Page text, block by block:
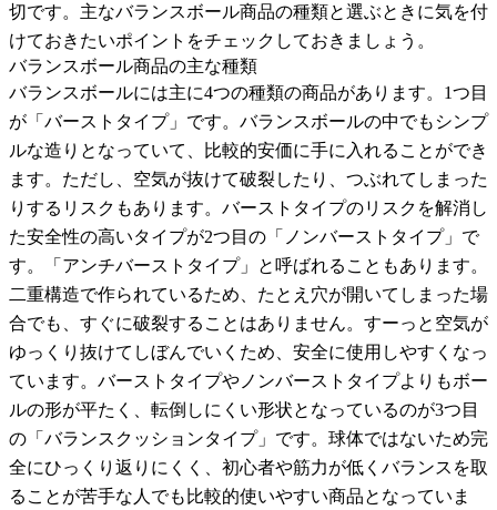
切です。主なバランスボール商品の種類と選ぶときに気を付
けておきたいポイントをチェックしておきましょう。
バランスボール商品の主な種類
バランスボールには主に4つの種類の商品があります。1つ目
が「バーストタイプ」です。バランスボールの中でもシンプ
ルな造りとなっていて、比較的安価に手に入れることができ
ます。ただし、空気が抜けて破裂したり、つぶれてしまった
りするリスクもあります。バーストタイプのリスクを解消し
た安全性の高いタイプが2つ目の「ノンバーストタイプ」で
す。「アンチバーストタイプ」と呼ばれることもあります。
二重構造で作られているため、たとえ穴が開いてしまった場
合でも、すぐに破裂することはありません。すーっと空気が
ゆっくり抜けてしぼんでいくため、安全に使用しやすくなっ
ています。バーストタイプやノンバーストタイプよりもボー
ルの形が平たく、転倒しにくい形状となっているのが3つ目
の「バランスクッションタイプ」です。球体ではないため完
全にひっくり返りにくく、初心者や筋力が低くバランスを取
ることが苦手な人でも比較的使いやすい商品となっていま